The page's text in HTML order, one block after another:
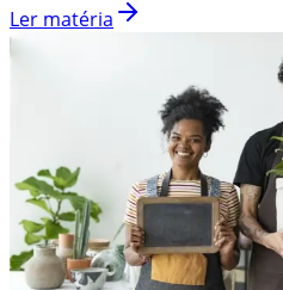
Ler matéria